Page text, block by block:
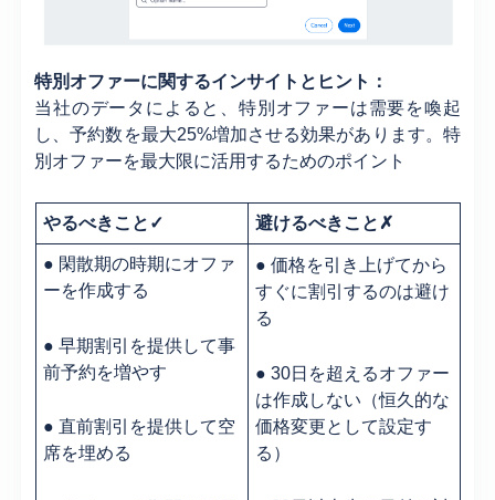
特別オファーに関するインサイトとヒント：
当社のデータによると、特別オファーは需要を喚起
し、予約数を最大25%増加させる効果があります。特
別オファーを最大限に活用するためのポイント
やるべきこと✓ 避けるべきこと✗
● 閑散期の時期にオファ
ーを作成する
● 早期割引を提供して事
前予約を増やす
● 直前割引を提供して空
席を埋める
● 価格を引き上げてから
すぐに割引するのは避け
る
● 30日を超えるオファー
は作成しない（恒久的な
価格変更として設定す
る）